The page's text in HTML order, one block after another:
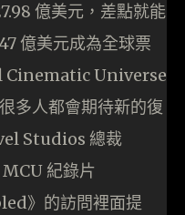
億美元，差點就能
億美元成為全球票
Cinematic Universe
多人都會期待新的復
Studios 總裁
紀錄片
》的訪問裡面提